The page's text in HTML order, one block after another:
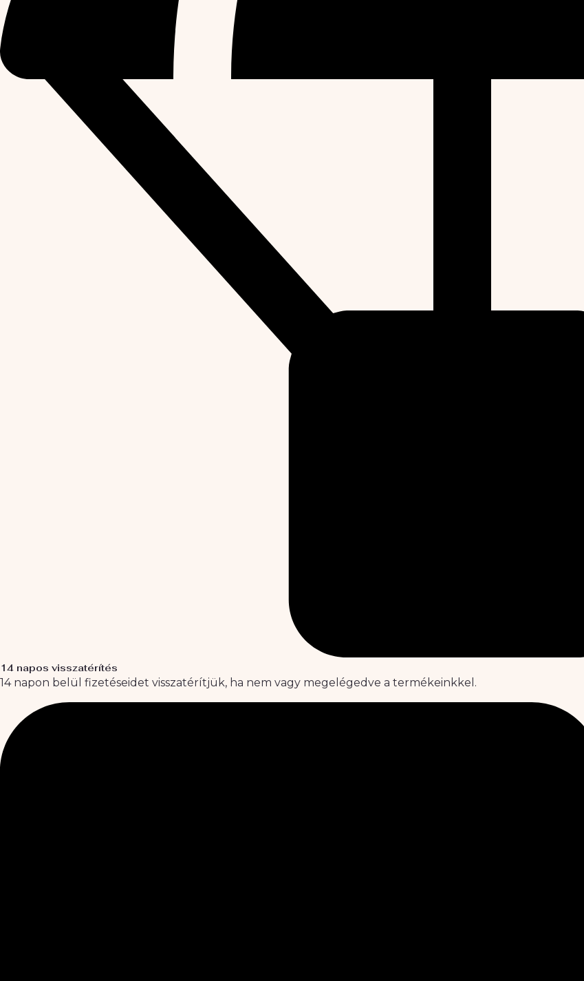
14 napos visszatérítés
14 napon belül fizetéseidet visszatérítjük, ha nem vagy megelégedve a termékeinkkel.